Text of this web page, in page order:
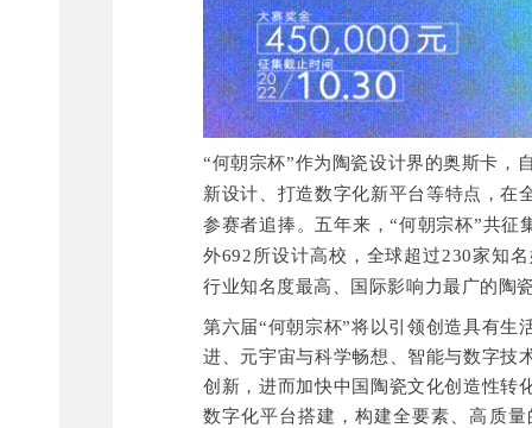
“何朝宗杯”作为陶瓷设计界的奥斯卡，
新设计、 打造数字化新平台等特点，在
参赛者追捧。五年来，“何朝宗杯”共征
外692所设计高校， 全球超过230家知
行业知名度最高、
国际影响力最广的 陶
第六届“何朝宗杯”将以引领创造具有生
进、元宇宙与科学畅想、智能与数字技
创新，进而加快中国陶瓷文化创造性转
数字化平台搭建，构建全要素、高质